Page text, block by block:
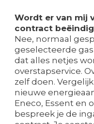
Wordt er van mij
contract
Nee, normaal
geselecteerde
dat alles netjes
overstapservice.
zelf doen.
nieuwe
Eneco, Essent en
bespreek je de